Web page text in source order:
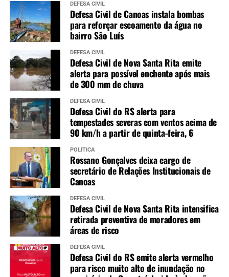
DEFESA CIVIL
Defesa Civil de Canoas instala bombas
para reforçar escoamento da água no
bairro São Luís
DEFESA CIVIL
Defesa Civil de Nova Santa Rita emite
alerta para possível enchente após mais
de 300 mm de chuva
DEFESA CIVIL
Defesa Civil do RS alerta para
tempestades severas com ventos acima de
90 km/h a partir de quinta-feira, 6
POLÍTICA
Rossano Gonçalves deixa cargo de
secretário de Relações Institucionais de
Canoas
DEFESA CIVIL
Defesa Civil de Nova Santa Rita intensifica
retirada preventiva de moradores em
áreas de risco
DEFESA CIVIL
Defesa Civil do RS emite alerta vermelho
para risco muito alto de inundação no